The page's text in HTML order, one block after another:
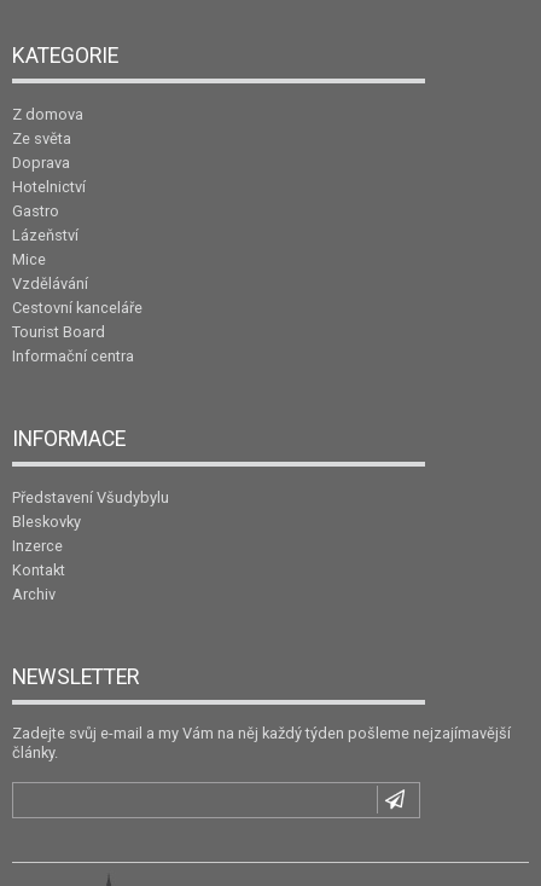
KATEGORIE
Z domova
Ze světa
Doprava
Hotelnictví
Gastro
Lázeňství
Mice
Vzdělávání
Cestovní kanceláře
Tourist Board
Informační centra
INFORMACE
Představení Všudybylu
Bleskovky
Inzerce
Kontakt
Archiv
NEWSLETTER
Zadejte svůj e-mail a my Vám na něj každý týden pošleme nejzajímavější
články.